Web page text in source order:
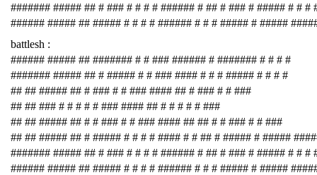
####### ##### ## # ### # # # # ###### # ## # ### # ##### # # #
###### ##### ## ##### # # # # ###### # # # ##### # #####
battlesh :
###### ##### ## ####### # # ### ###### # ####### # # # #
####### ##### ## # ##### # # ### #### # # # ##### # # # #
## ## ##### ## # ### # # ### #### ## # ### # # ###
## ## ### # # # # # ### #### ## # # # # # ###
## ## ##### ## # # ### # # ### #### ## ## # # ### # # ###
## ## ##### ## # ##### # # # # #### # # ## # ##### # #####
####### ##### ## # ### # # # # ###### # ## # ### # ##### # # #
###### ##### ## ##### # # # # ###### # # # ##### # #####